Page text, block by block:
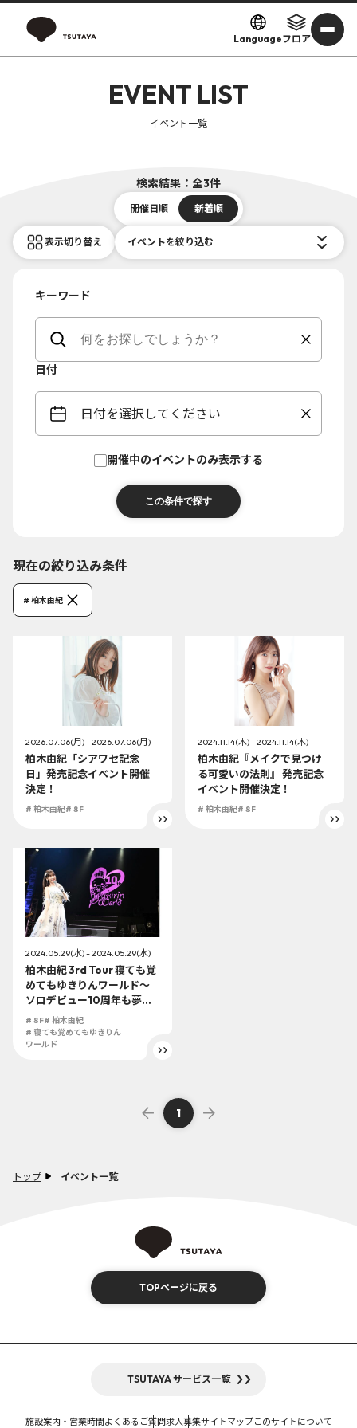
Languageフロア
トップ イベント一覧
EVENT LIST
イベント一覧
検索結果：全3件
開催日順 新着順
表示切り替え イベントを絞り込む
キーワード
日付
日付を選択してください
開催中のイベントのみ表示する
現在の絞り込み条件
# 柏木由紀
2026.07.06(月) - 2026.07.06(月)
柏木由紀「シアワセ記念
日」発売記念イベント開催
決定！
# 柏木由紀# 8F
2024.11.14(木) - 2024.11.14(木)
柏木由紀『メイクで見つけ
る可愛いの法則』 発売記念
イベント開催決定！
# 柏木由紀# 8F
2024.05.29(水) - 2024.05.29(水)
柏木由紀 3rd Tour 寝ても覚
めてもゆきりんワールド～
ソロデビュー10周年も夢中
にさせちゃうぞっ♡～ 202
4.1.27＠Zepp DiverCity 発
売記 念イベント開催決定！
# 8F# 柏木由紀
# 寝ても覚めてもゆきりん
ワールド
1
TOPページに戻る
TSUTAYA サービス一覧
施設案内・営業時間よくあるご質問求人募集サイトマップこのサイトについて